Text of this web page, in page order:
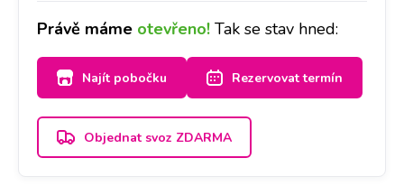
nebudeme. Při diagnostice záleží také na míře
poškození Vašeho iPhone 5 S, časově cca na 1-3
dny.
Právě máme otevřeno! Tak se stav hned:
Najít pobočku Rezervovat termín
Objednat svoz ZDARMA